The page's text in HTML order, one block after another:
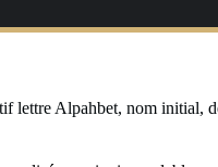
lettre Alpahbet, nom initial,